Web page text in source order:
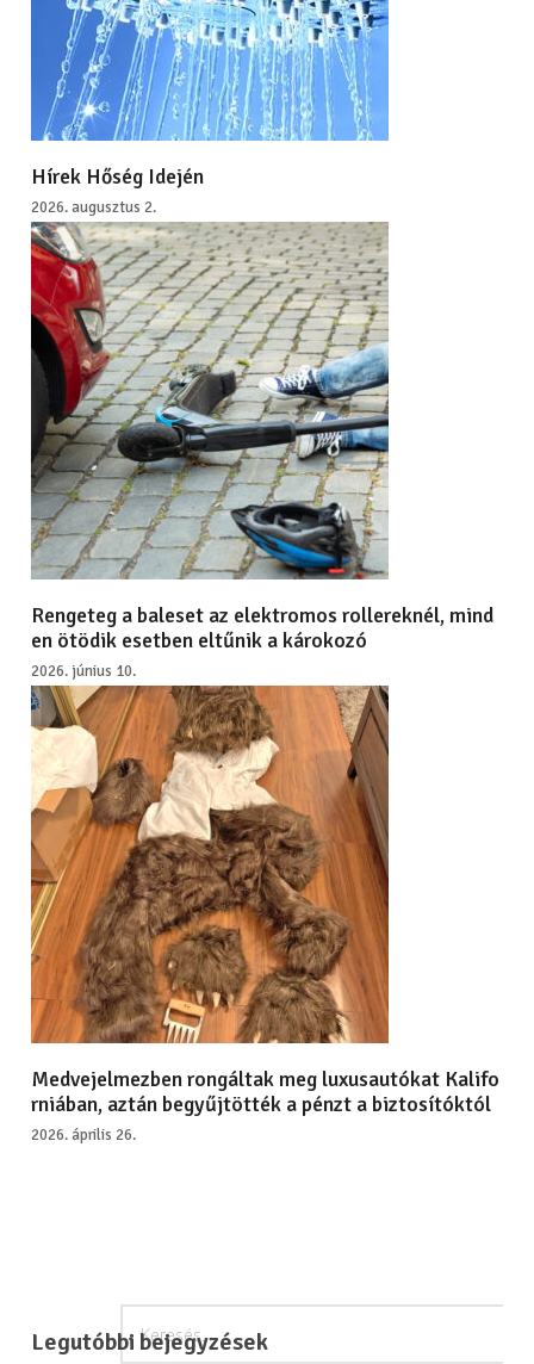
Hírek Hőség Idején
2026. augusztus 2.
Rengeteg a baleset az elektromos rollereknél, mind
en ötödik esetben eltűnik a károkozó
2026. június 10.
Medvejelmezben rongáltak meg luxusautókat Kalifo
rniában, aztán begyűjtötték a pénzt a biztosítóktól
2026. április 26.
Legutóbbi bejegyzések